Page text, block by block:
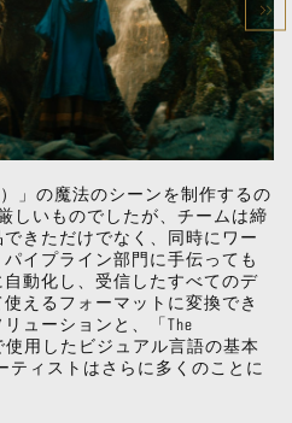
）」の魔法のシーンを制作するの
しいものでしたが、チームは締
きただけでなく、同時にワー
イプライン部門に手伝っても
動化し、受信したすべてのデ
えるフォーマットに変換でき
ューションと、「The
用したビジュアル言語の基本
ティストはさらに多くのことに